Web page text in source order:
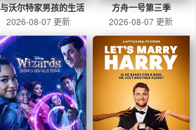
沃尔特家男孩的生活
第三季
2026-08-07 更新
方舟一号第三季
2026-08-07 更新